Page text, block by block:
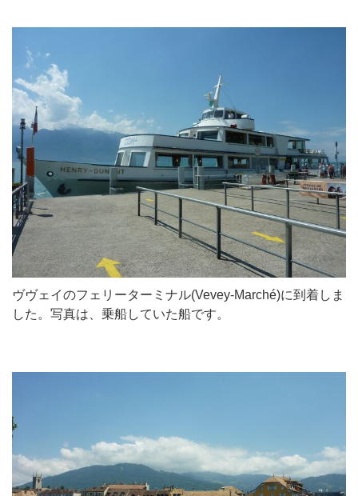
ヴヴェイのフェリーターミナル(Vevey-Marché)に到着しま
した。写真は、乗船していた船です。